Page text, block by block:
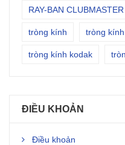
RAY-BAN
tròng kính tròng
tròng kính kodak
ĐIỀU KHOẢN
Điều khoản